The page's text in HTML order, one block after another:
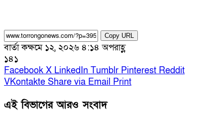
Copy URL
বার্তা কক্ষমে ১২, ২০২৬ ৪:১৪ অপরাহ্ণ
১৪১
Facebook X LinkedIn Tumblr Pinterest Reddit
VKontakte Share via Email Print
এই বিভাগের আরও সংবাদ